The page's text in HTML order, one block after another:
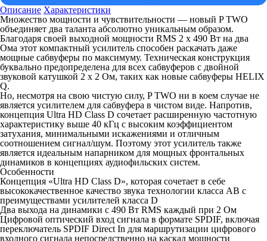
Описание Характеристики
Множество мощности и чувствительности — новый P TWO
объединяет два таланта абсолютно уникальным образом.
Благодаря своей выходной мощности RMS 2 x 490 Вт на два
Ома этот компактный усилитель способен раскачать даже
мощные сабвуферы по максимуму. Техническая конструкция
буквально предопределена для всех сабвуферов с двойной
звуковой катушкой 2 x 2 Ом, таких как новые сабвуферы HELIX
Q.
Но, несмотря на свою чистую силу, P TWO ни в коем случае не
является усилителем для сабвуфера в чистом виде. Напротив,
концепция Ultra HD Class D сочетает расширенную частотную
характеристику выше 40 кГц с высоким коэффициентом
затухания, минимальными искажениями и отличным
соотношением сигнал/шум. Поэтому этот усилитель также
является идеальным напарником для мощных фронтальных
динамиков в концепциях аудиофильских систем.
Особенности
Концепция «Ultra HD Class D», которая сочетает в себе
высококачественное качество звука технологии класса AB с
преимуществами усилителей класса D
Два выхода на динамики с 490 Вт RMS каждый при 2 Ом
Цифровой оптический вход сигнала в формате SPDIF, включая
переключатель SPDIF Direct In для маршрутизации цифрового
входного сигнала непосредственно на каскад мощности